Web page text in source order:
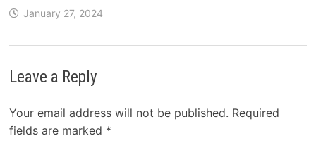
January 27, 2024
Leave a Reply
Your email address will not be published. Required
fields are marked *